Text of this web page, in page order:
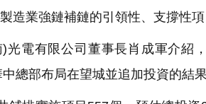
造業強鏈補鏈的引領性、支撐性
電有限公司董事長肖成軍介紹
總部布局在望城並追加投資的結